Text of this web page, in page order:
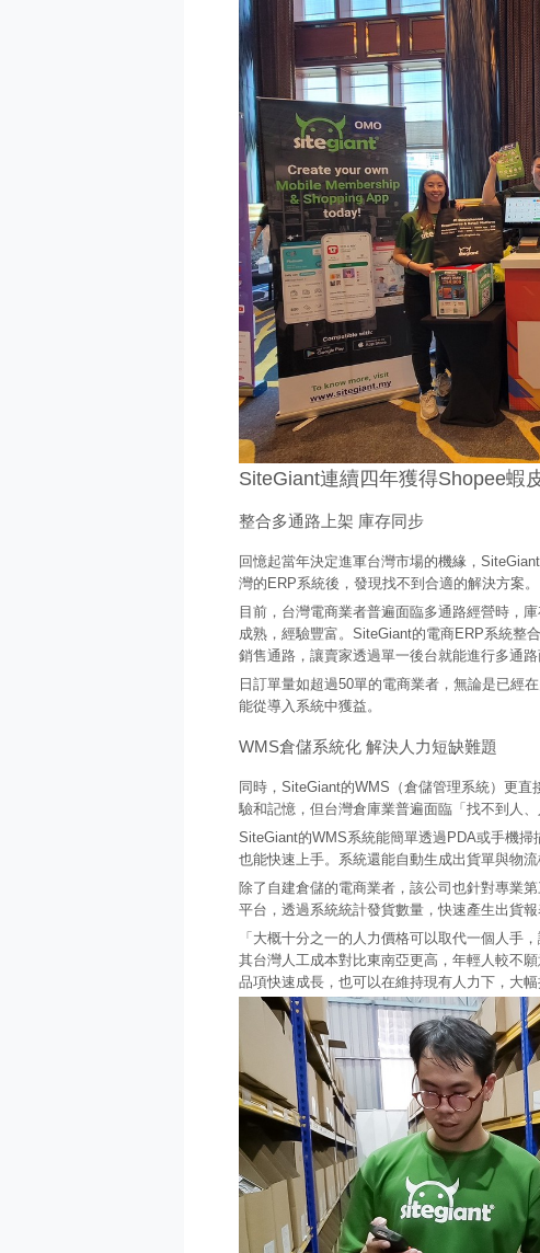
SiteGiant連續四年獲得Shopee蝦
整合多通路上架 庫存同步
回憶起當年決定進軍台灣市場的機緣，
灣的ERP系統後，發現找不到合適的解決方案。
目前，台灣電商業者普遍面臨多通路經營時，
成熟，經驗豐富。SiteGiant的電商ERP系統整
銷售通路，讓賣家透過單一後台就能進行多通
日訂單量如超過50單的電商業者，無論是已經
能從導入系統中獲益。
WMS倉儲系統化 解決人力短缺難題
同時，SiteGiant的WMS（倉儲管理系統）更
驗和記憶，但台灣倉庫業普遍面臨「找不到人
SiteGiant的WMS系統能簡單透過PDA或手機
也能快速上手。系統還能自動生成出貨單與物
除了自建倉儲的電商業者，該公司也針對專業
平台，透過系統統計發貨數量，快速產生出貨報
「大概十分之一的人力價格可以取代一個人手
其台灣人工成本對比東南亞更高，年輕人較不
品項快速成長，也可以在維持現有人力下，大幅